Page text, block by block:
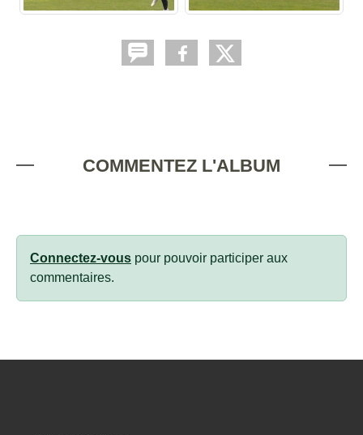
COMMENTEZ L'ALBUM
Connectez-vous pour pouvoir participer aux
commentaires.